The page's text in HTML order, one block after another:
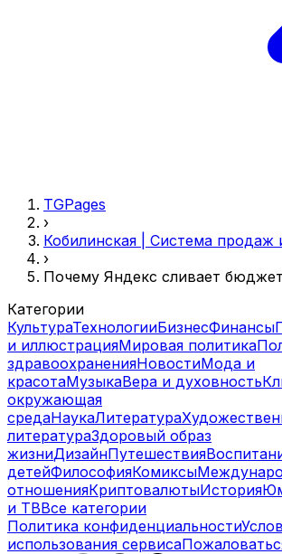
TGPages
›
Кобилинская | Система продаж
›
Почему Яндекс сливает
Категории
КультураТехнологииБизнесФинансы
и иллюстрацияМировая политика
здравоохраненияНовостиМода и
красотаМузыкаВера и духовность
окружающая
средаНаукаЛитература
литератураЗдоровый образ
жизниДизайнПутешествия
детейФилософияКомиксы
отношенияКриптовалютыИстория
и ТВВсе категории
Политика конфиденциальности
использования сервиса